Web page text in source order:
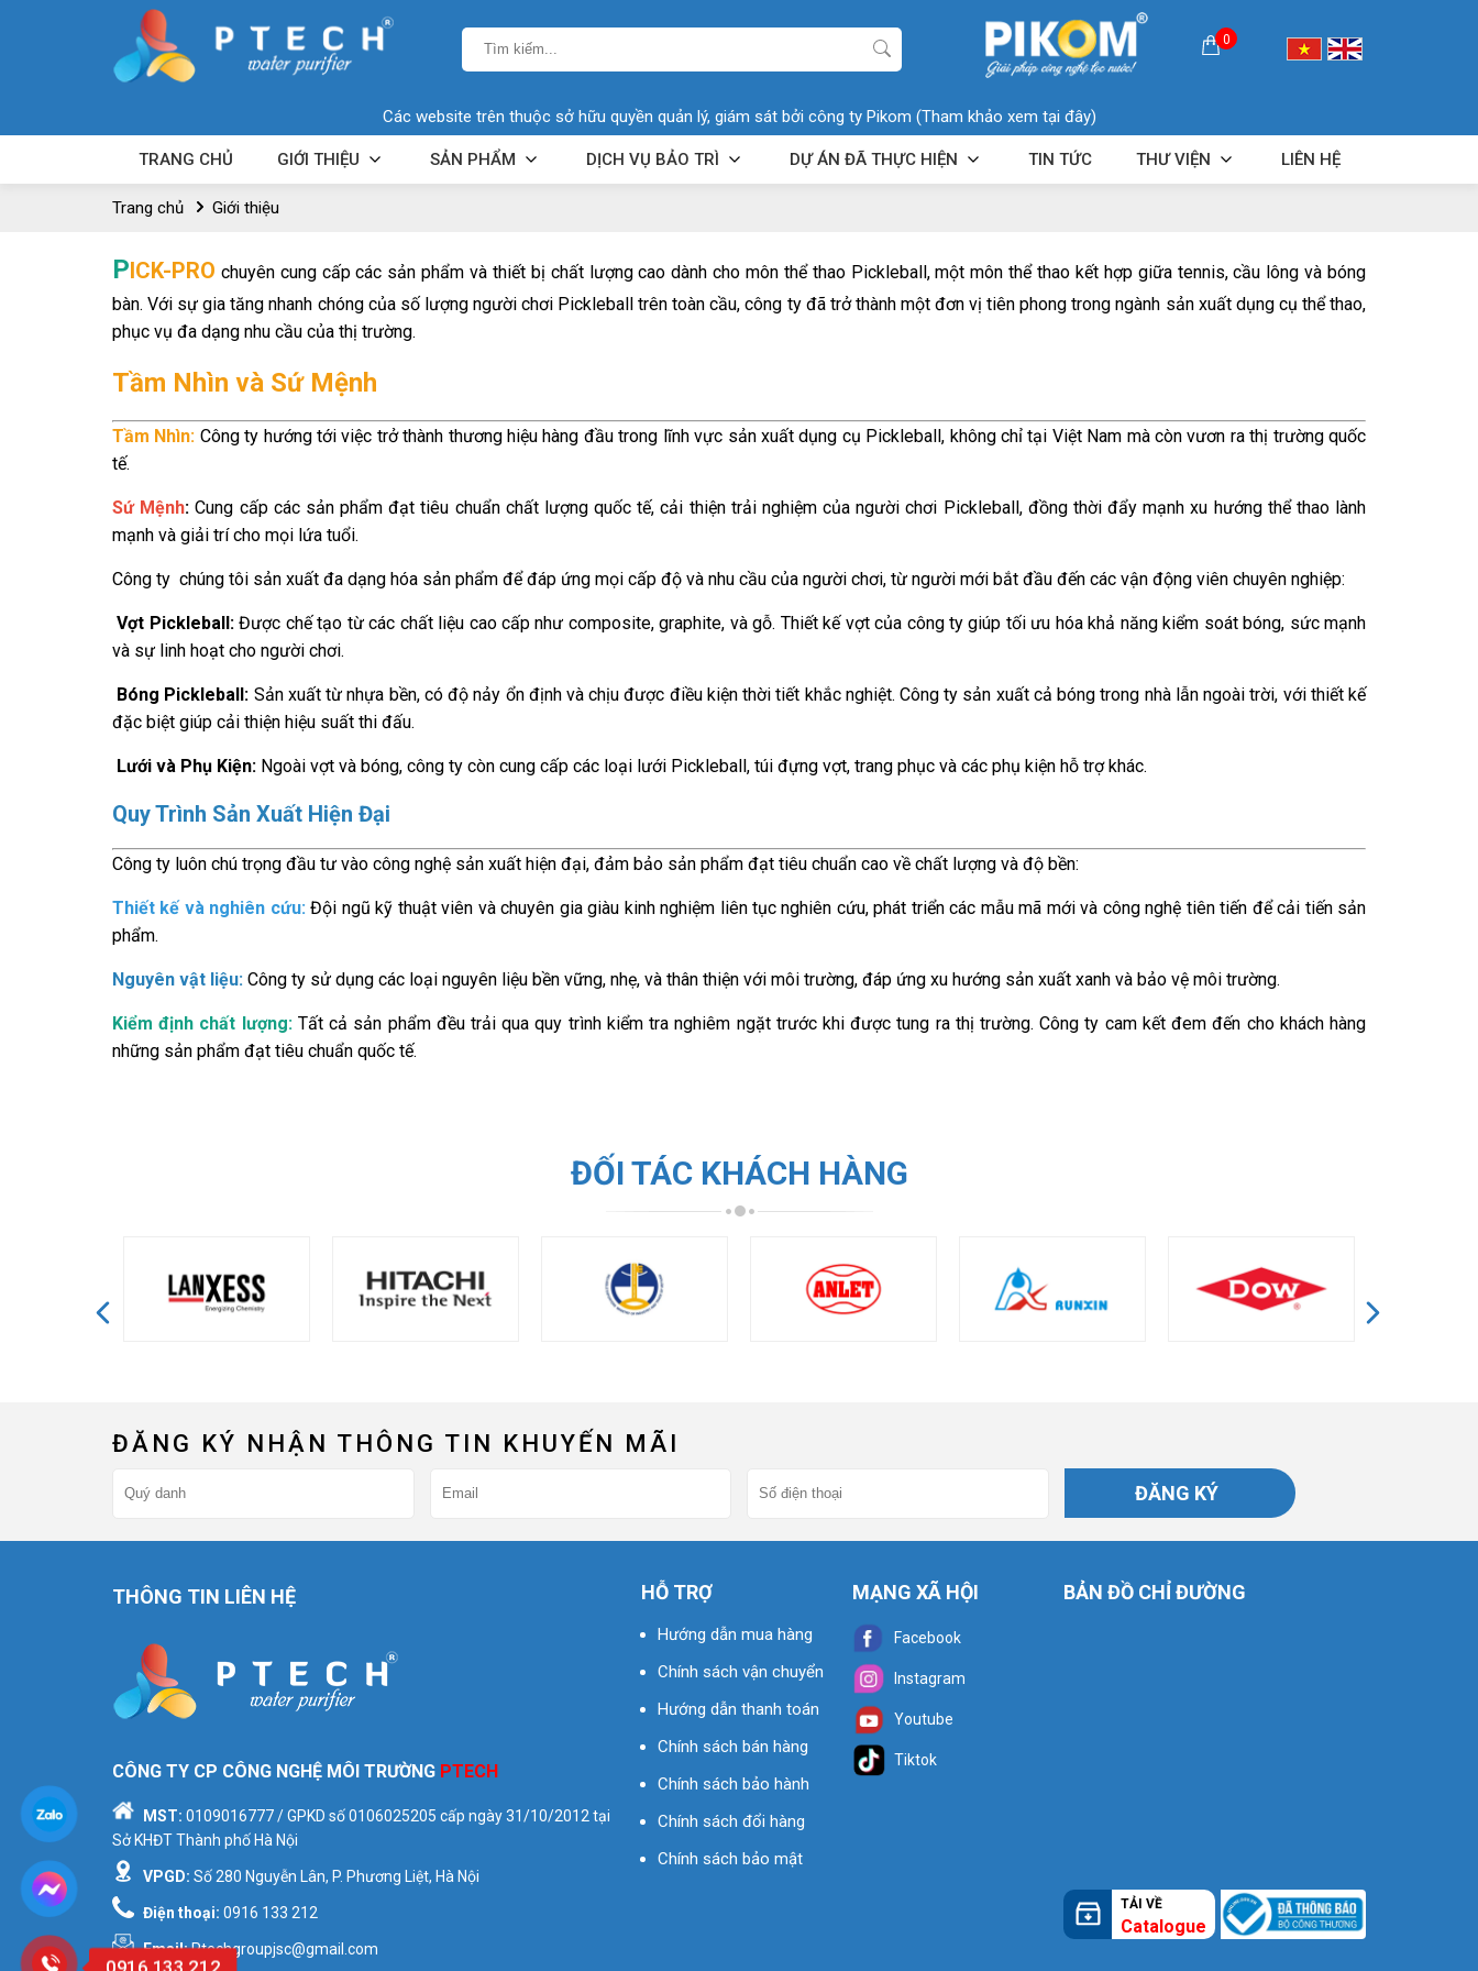
0
Các website trên thuộc sở hữu quyền quản lý, giám sát bởi công ty Pikom (Tham khảo xem tại đây)
TRANG CHỦ GIỚI THIỆU SẢN PHẨM DỊCH VỤ BẢO TRÌ DỰ ÁN ĐÃ THỰC HIỆN TIN TỨC THƯ VIỆN LIÊN HỆ
Trang chủ Giới thiệu
PICK-PRO chuyên cung cấp các sản phẩm và thiết bị chất lượng cao dành cho môn thể thao Pickleball, một môn thể thao kết hợp giữa tennis, cầu lông và bóng
bàn. Với sự gia tăng nhanh chóng của số lượng người chơi Pickleball trên toàn cầu, công ty đã trở thành một đơn vị tiên phong trong ngành sản xuất dụng cụ thể thao,
phục vụ đa dạng nhu cầu của thị trường.
Tầm Nhìn và Sứ Mệnh
Tầm Nhìn: Công ty hướng tới việc trở thành thương hiệu hàng đầu trong lĩnh vực sản xuất dụng cụ Pickleball, không chỉ tại Việt Nam mà còn vươn ra thị trường quốc
tế.
Sứ Mệnh: Cung cấp các sản phẩm đạt tiêu chuẩn chất lượng quốc tế, cải thiện trải nghiệm của người chơi Pickleball, đồng thời đẩy mạnh xu hướng thể thao lành
mạnh và giải trí cho mọi lứa tuổi.
Công ty chúng tôi sản xuất đa dạng hóa sản phẩm để đáp ứng mọi cấp độ và nhu cầu của người chơi, từ người mới bắt đầu đến các vận động viên chuyên nghiệp:
Vợt Pickleball:Được chế tạo từ các chất liệu cao cấp như composite, graphite, và gỗ. Thiết kế vợt của công ty giúp tối ưu hóa khả năng kiểm soát bóng, sức mạnh
và sự linh hoạt cho người chơi.
Bóng Pickleball: Sản xuất từ nhựa bền, có độ nảy ổn định và chịu được điều kiện thời tiết khắc nghiệt. Công ty sản xuất cả bóng trong nhà lẫn ngoài trời, với thiết kế
đặc biệt giúp cải thiện hiệu suất thi đấu.
Lưới và Phụ Kiện: Ngoài vợt và bóng, công ty còn cung cấp các loại lưới Pickleball, túi đựng vợt, trang phục và các phụ kiện hỗ trợ khác.
Quy Trình Sản Xuất Hiện Đại
Công ty luôn chú trọng đầu tư vào công nghệ sản xuất hiện đại, đảm bảo sản phẩm đạt tiêu chuẩn cao về chất lượng và độ bền:
Thiết kế và nghiên cứu: Đội ngũ kỹ thuật viên và chuyên gia giàu kinh nghiệm liên tục nghiên cứu, phát triển các mẫu mã mới và công nghệ tiên tiến để cải tiến sản
phẩm.
Nguyên vật liệu: Công ty sử dụng các loại nguyên liệu bền vững, nhẹ, và thân thiện với môi trường, đáp ứng xu hướng sản xuất xanh và bảo vệ môi trường.
Kiểm định chất lượng:Tất cả sản phẩm đều trải qua quy trình kiểm tra nghiêm ngặt trước khi được tung ra thị trường. Công ty cam kết đem đến cho khách hàng
những sản phẩm đạt tiêu chuẩn quốc tế.
ĐỐI TÁC KHÁCH HÀNG
ĐĂNG KÝ NHẬN THÔNG TIN KHUYẾN MÃI
ĐĂNG KÝ
THÔNG TIN LIÊN HỆ
CÔNG TY CP CÔNG NGHỆ MÔI TRƯỜNG PTECH
MST: 0109016777/ GPKD số0106025205 cấp ngày 31/10/2012 tại
Sở KHĐT Thành phố Hà Nội
VPGD: Số 280 Nguyễn Lân, P. Phương Liệt, Hà Nội
Điện thoại: 0916 133 212
Email:Ptechgroupjsc@gmail.com
HỖ TRỢ
Hướng dẫn mua hàng
Chính sách vận chuyển
Hướng dẫn thanh toán
Chính sách bán hàng
Chính sách bảo hành
Chính sách đổi hàng
Chính sách bảo mật
MẠNG XÃ HỘI
Facebook
Instagram
Youtube
Tiktok
BẢN ĐỒ CHỈ ĐƯỜNG
TẢI VỀ
Catalogue